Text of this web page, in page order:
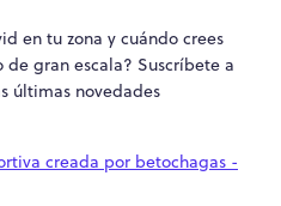
en tu zona y cuándo crees
gran escala? Suscríbete a
últimas novedades
creada por betochagas -